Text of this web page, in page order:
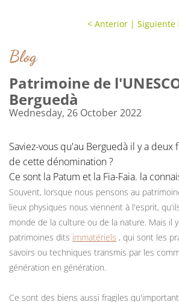
< Anterior | Siguiente
Blog
Patrimoine de
Berguedà
Wednesday, 26 October 2022
Saviez-vous qu'au Berguedà il y a
de cette dénomination ?
Ce sont la Patum et la Fia-Faia. la
Souvent, lorsque nous pensons au
lieux physiques nous viennent à l'esprit,
monde de la culture ou de la nature. Mais il
patrimoines dits immatériels , qui sont les
savoirs ou techniques transmis par les
génération en génération.
Ce sont des biens aussi fragiles